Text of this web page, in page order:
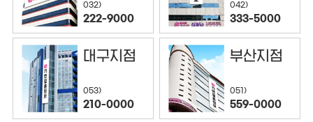
032)
222-9000
042)
333-5000
대구지점
053)
210-0000
부산지점
051)
559-0000